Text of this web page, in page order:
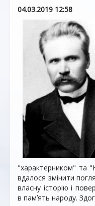
04.03.2019 12:58
"характерником" та
вдалося змінити
власну історію і
в памʼять народу.